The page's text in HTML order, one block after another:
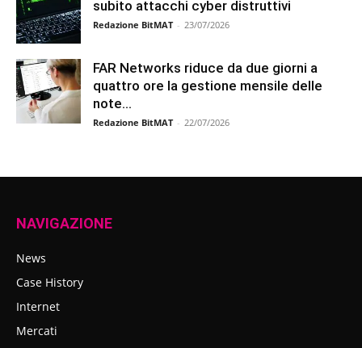
subito attacchi cyber distruttivi
Redazione BitMAT - 23/07/2026
FAR Networks riduce da due giorni a
quattro ore la gestione mensile delle
note...
Redazione BitMAT - 22/07/2026
NAVIGAZIONE
News
Case History
Internet
Mercati